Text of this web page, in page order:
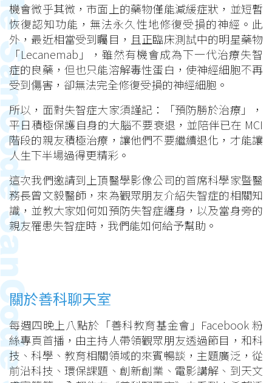
機會微乎其微，市面上的藥物僅能減緩症狀，並短暫
恢復認知功能，無法永久性地修復受損的神經。此
外，最近相當受到矚目，且正臨床測試中的明星藥物
「Lecanemab」，雖然有機會成為下一代治療失智
症的良藥，但也只能溶解毒性蛋白，使神經細胞不再
受到傷害，卻無法完全修復受損的神經細胞。
所以，面對失智症大家須謹記：「預防勝於治療」，
平日積極保護自身的大腦不要衰退，並陪伴已在 MCI
階段的親友積極治療，讓他們不要繼續退化，才能讓
人生下半場過得更精彩。
這次我們邀請到上頂醫學影像公司的首席科學家暨醫
務長曾文毅醫師，來為觀眾朋友介紹失智症的相關知
識，並教大家如何如預防失智症纏身，以及當身旁的
親友罹患失智症時，我們能如何給予幫助。
關於善科聊天室
每週四晚上八點於「善科教育基金會」Facebook 粉
絲專頁首播，由主持人帶領觀眾朋友透過節目，和科
技、科學、教育相關領域的來賓暢談，主題廣泛，從
前沿科技、環保課題、創新創業、電影講解、到天文